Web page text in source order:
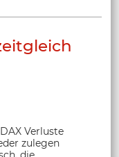
Verluste
zulegen